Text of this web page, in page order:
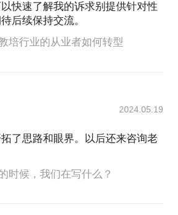
快速了解我的诉求别提供针对性
后续保持交流。
培行业的从业者如何转型
2024.05.19
了思路和眼界。以后还来咨询老
时候，我们在写什么？